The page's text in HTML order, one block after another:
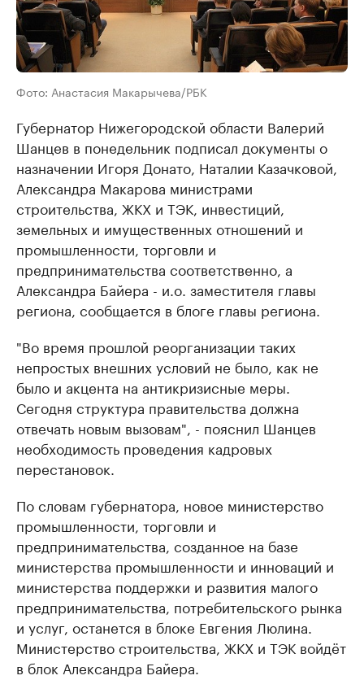
Фото: Анастасия Макарычева/РБК
Губернатор Нижегородской области Валерий
Шанцев в понедельник подписал документы о
назначении Игоря Донато, Наталии Казачковой,
Александра Макарова министрами
строительства, ЖКХ и ТЭК, инвестиций,
земельных и имущественных отношений и
промышленности, торговли и
предпринимательства соответственно, а
Александра Байера - и.о. заместителя главы
региона, сообщается в блоге главы региона.
"Во время прошлой реорганизации таких
непростых внешних условий не было, как не
было и акцента на антикризисные меры.
Сегодня структура правительства должна
отвечать новым вызовам", - пояснил Шанцев
необходимость проведения кадровых
перестановок.
По словам губернатора, новое министерство
промышленности, торговли и
предпринимательства, созданное на базе
министерства промышленности и инноваций и
министерства поддержки и развития малого
предпринимательства, потребительского рынка
и услуг, останется в блоке Евгения Люлина.
Министерство строительства, ЖКХ и ТЭК войдёт
в блок Александра Байера.